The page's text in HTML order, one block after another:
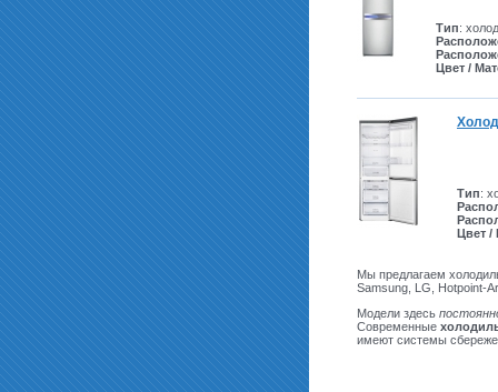
Тип:
Цвет /
Тип:
Цвет /
Мы предлагаем
Samsung, LG, Hotpoint-
Модели здесь
Современные
имеют системы